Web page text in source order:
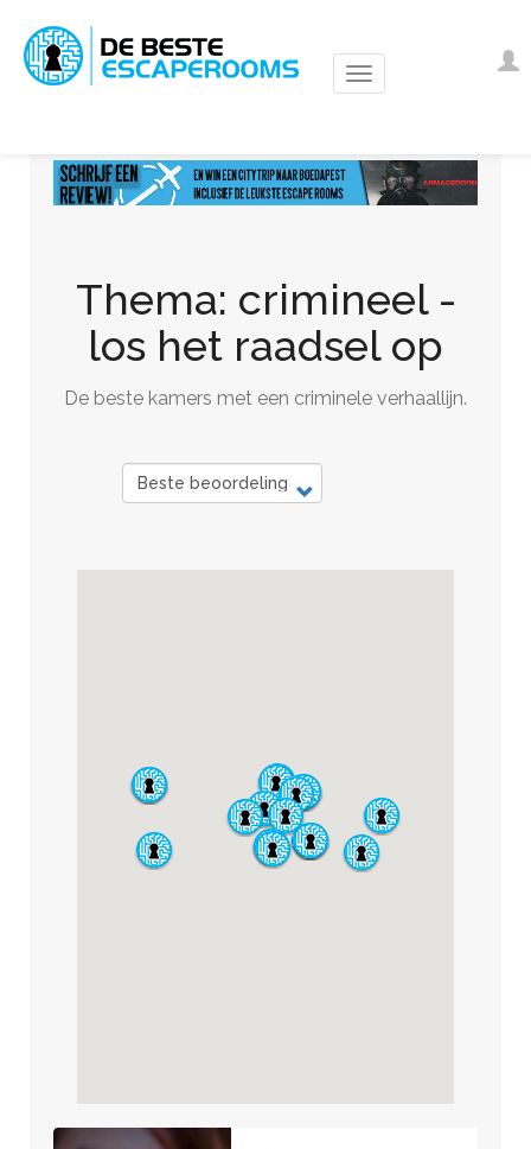
naar
Thema: crimineel -
los het raadsel op
De beste kamers met een criminele verhaallijn.